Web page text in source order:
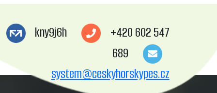
kny9j6h
+420 602 547
689
system@ceskyhorskypes.cz